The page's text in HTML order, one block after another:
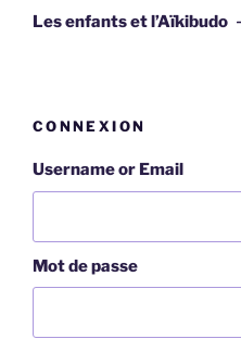
suivant
Les enfants et l’Aïkibudo
CONNEXION
Username or Email
Mot de passe